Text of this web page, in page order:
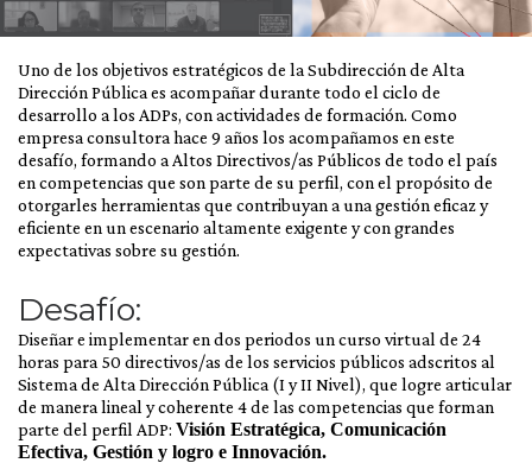
Uno de los objetivos estratégicos de la Subdirección de Alta
Dirección Pública es acompañar durante todo el ciclo de
desarrollo a los ADPs, con actividades de formación. Como
empresa consultora hace 9 años los acompañamos en este
desafío, formando a Altos Directivos/as Públicos de todo el país
en competencias que son parte de su perfil, con el propósito de
otorgarles herramientas que contribuyan a una gestión eficaz y
eficiente en un escenario altamente exigente y con grandes
expectativas sobre su gestión.
Desafío:
Diseñar e implementar en dos periodos un curso virtual de 24
horas para 50 directivos/as de los servicios públicos adscritos al
Sistema de Alta Dirección Pública (I y II Nivel), que logre articular
de manera lineal y coherente 4 de las competencias que forman
parte del perfil ADP: Visión Estratégica, Comunicación
Efectiva, Gestión y logro e Innovación.